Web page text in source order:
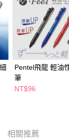
「AFTEE先享後付」
。
，可透過四大超商／
。
要取消訂單，請聯絡
需透過AFTEE先享
示為準，若有關於
付」服務完成之交
Pentel飛龍 輕油
筆
NT$96
相關推薦